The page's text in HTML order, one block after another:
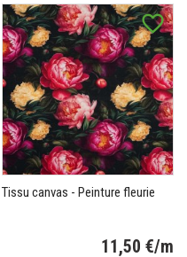
favorite_border
Tissu canvas - Peinture fleurie
11,50 €/m